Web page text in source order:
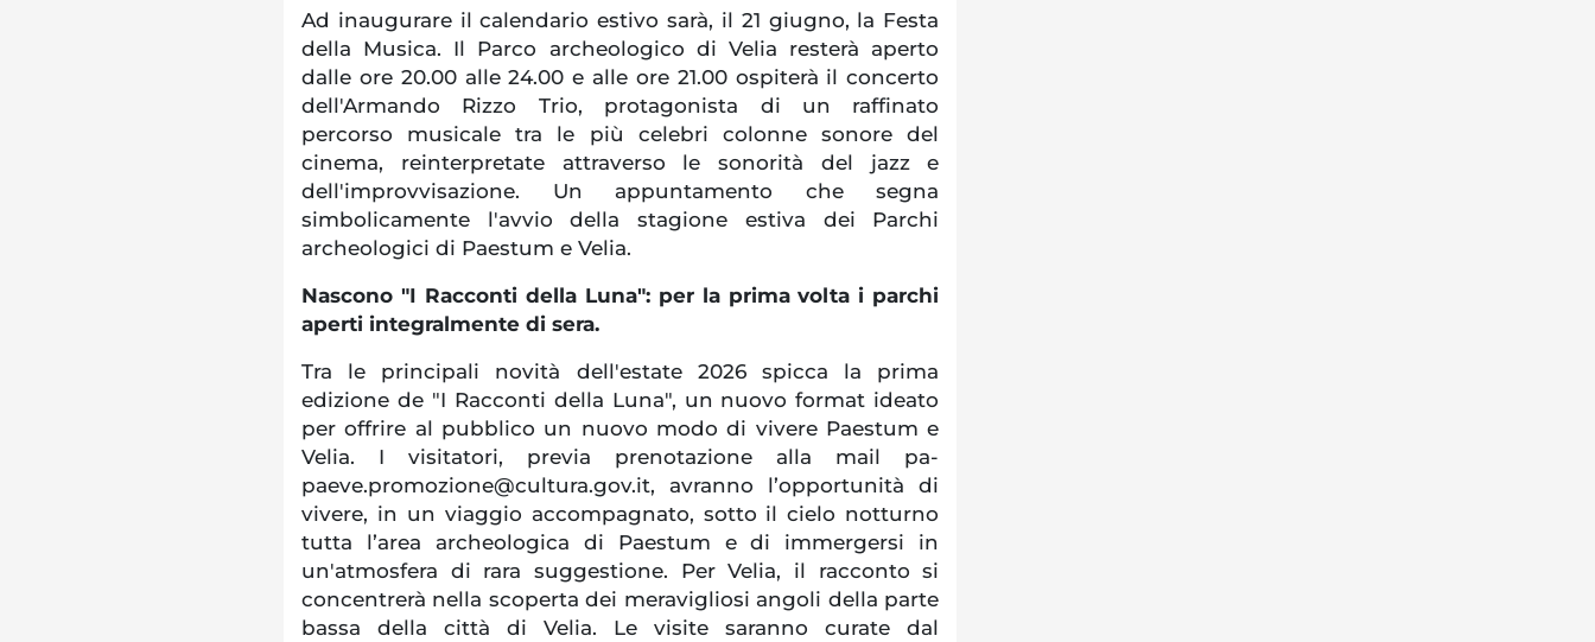
Ad inaugurare il calendario estivo sarà, il 21 giugno, la Festa
della Musica. Il Parco archeologico di Velia resterà aperto
dalle ore 20.00 alle 24.00 e alle ore 21.00 ospiterà il concerto
dell'Armando Rizzo Trio, protagonista di un raffinato
percorso musicale tra le più celebri colonne sonore del
cinema, reinterpretate attraverso le sonorità del jazz e
dell'improvvisazione. Un appuntamento che segna
simbolicamente l'avvio della stagione estiva dei Parchi
archeologici di Paestum e Velia.
Nascono "I Racconti della Luna": per la prima volta i parchi
aperti integralmente di sera.
Tra le principali novità dell'estate 2026 spicca la prima
edizione de "I Racconti della Luna", un nuovo format ideato
per offrire al pubblico un nuovo modo di vivere Paestum e
Velia. I visitatori, previa prenotazione alla mail pa-
paeve.promozione@cultura.gov.it, avranno l’opportunità di
vivere, in un viaggio accompagnato, sotto il cielo notturno
tutta l’area archeologica di Paestum e di immergersi in
un'atmosfera di rara suggestione. Per Velia, il racconto si
concentrerà nella scoperta dei meravigliosi angoli della parte
bassa della città di Velia. Le visite saranno curate dal